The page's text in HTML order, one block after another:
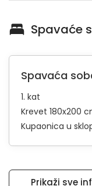
Spavaće
Spavaća
1. kat
Krevet 180x200
Kupaonica u
Prikaži sve